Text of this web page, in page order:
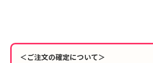
＜ご注文の確定について＞